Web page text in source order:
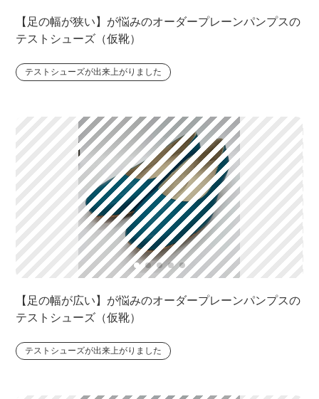
【足の幅が狭い】が悩みのオーダープレーンパンプスの
テストシューズ（仮靴）
テストシューズが出来上がりました
【足の幅が広い】が悩みのオーダープレーンパンプスの
テストシューズ（仮靴）
テストシューズが出来上がりました